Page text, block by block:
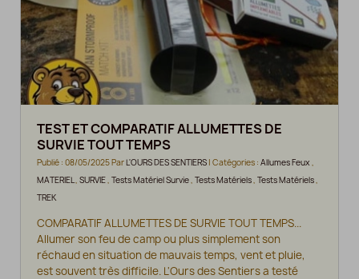
TEST ET COMPARATIF ALLUMETTES DE
SURVIE TOUT TEMPS
Publié : 08/05/2025 ParL'OURS DES SENTIERS | Catégories : Allumes Feux ,
MATERIEL, SURVIE, Tests Matériel Survie, Tests Matériels, Tests Matériels,
TREK
COMPARATIF ALLUMETTES DE SURVIE TOUT TEMPS...
Allumer son feu de camp ou plus simplement son
réchaud en situation de mauvais temps, vent et pluie,
est souvent très difficile. L'Ours des Sentiers a testé